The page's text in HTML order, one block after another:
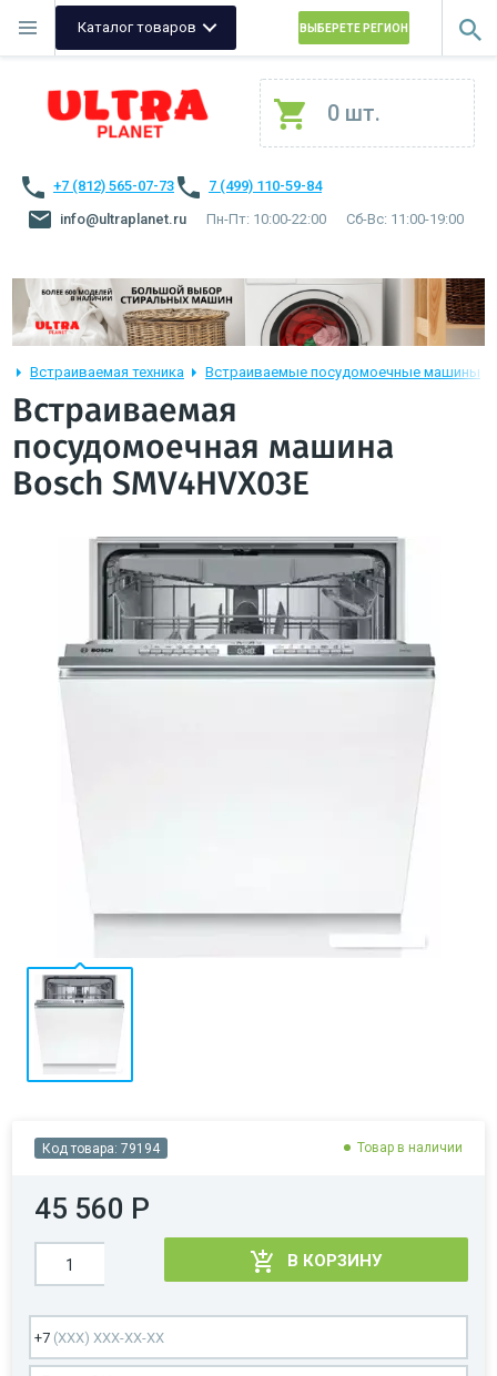
Каталог товаров ВЫБЕРЕТЕ РЕГИОН
0 шт.
+7 (812) 565-07-73
7 (499) 110-59-84
info@ultraplanet.ru
Пн-Пт: 10:00-22:00 Сб-Вс: 11:00-19:00
Встраиваемая техника Встраиваемые посудомоечные машины
Встраиваемая
посудомоечная машина
Bosch SMV4HVX03E
Код товара: 79194 Товар в наличии
45 560 Р
В КОРЗИНУ